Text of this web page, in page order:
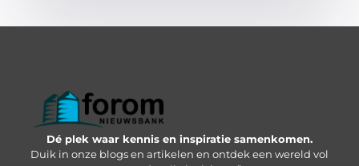
Dé plek waar kennis en inspiratie samenkomen.
Duik in onze blogs en artikelen en ontdek een wereld vol